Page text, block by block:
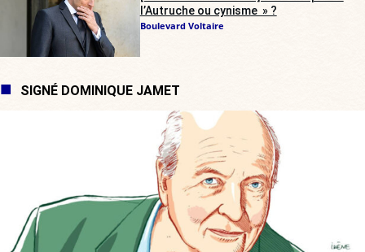
l’Autruche ou cynisme » ?
Boulevard Voltaire
SIGNÉ DOMINIQUE JAMET